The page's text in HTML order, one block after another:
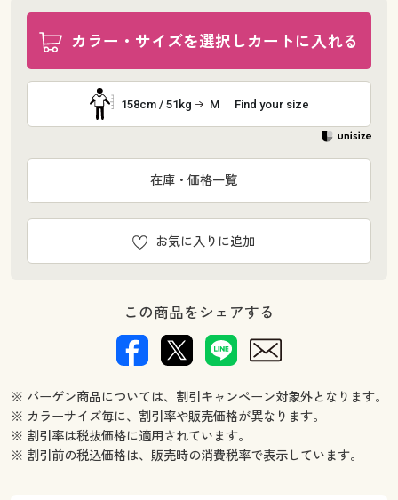
カラー・サイズを選択しカートに入れる
158cm / 51kg M Find your size
お気に入りに追加
在庫・価格一覧
この商品をシェアする
※ バーゲン商品については、割引キャンペーン対象外となります。
※ カラーサイズ毎に、割引率や販売価格が異なります。
※ 割引率は税抜価格に適用されています。
※ 割引前の税込価格は、販売時の消費税率で表示しています。